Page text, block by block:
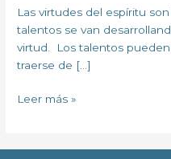
Las virtudes del espíritu
talentos se van
virtud. Los talentos
traerse de […]
del
espíritu
Leer más »